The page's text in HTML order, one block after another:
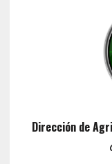
Dirección de